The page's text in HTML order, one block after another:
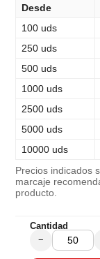
Desde
100 uds
250 uds
500 uds
1000 uds
2500 uds
5000 uds
10000 uds
Precios indicados
marcaje
producto.
Cantidad
−